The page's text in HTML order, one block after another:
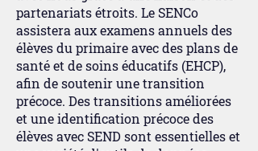
partenariats étroits. Le SENCo
assistera aux examens annuels des
élèves du primaire avec des plans de
santé et de soins éducatifs (EHCP),
afin de soutenir une transition
précoce. Des transitions améliorées
et une identification précoce des
élèves avec SEND sont essentielles et